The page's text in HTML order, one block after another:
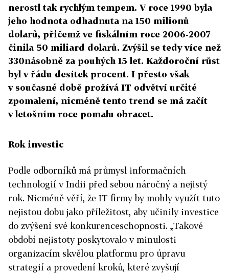
nerostl tak rychlým tempem. V roce 1990 byla
jeho hodnota odhadnuta na 150 milionů
dolarů, přičemž ve fiskálním roce 2006-2007
činila 50 miliard dolarů. Zvýšil se tedy více než
330násobně za pouhých 15 let. Každoroční růst
byl v řádu desítek procent. I přesto však
v současné době prožívá IT odvětví určité
zpomalení, nicméně tento trend se má začít
v letošním roce pomalu obracet.
Rok investic
Podle odborníků má průmysl informačních
technologií v Indii před sebou náročný a nejistý
rok. Nicméně věří, že IT firmy by mohly využít tuto
nejistou dobu jako příležitost, aby učinily investice
do zvýšení své konkurenceschopnosti. „Takové
období nejistoty poskytovalo v minulosti
organizacím skvělou platformu pro úpravu
strategií a provedení kroků, které zvyšují